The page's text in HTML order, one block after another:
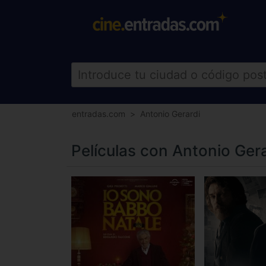
entradas.com Antonio Gerardi
Películas con Antonio